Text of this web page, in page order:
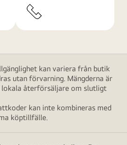
kan variera från butik
utan förvarning. Mängderna är
lokala återförsäljare om slutligt
kan inte kombineras med
köptillfälle.